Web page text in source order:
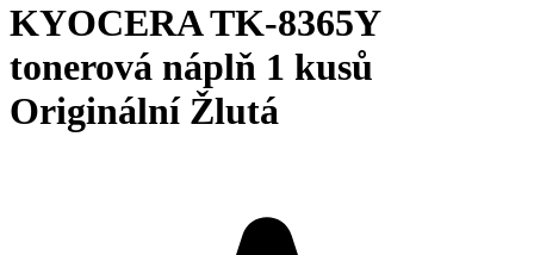
KYOCERA TK-8365Y
tonerová náplň 1 kusů
Originální Žlutá